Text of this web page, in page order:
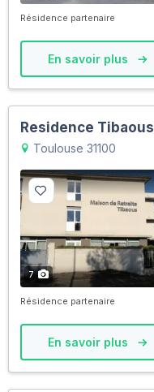
Résidence partenaire
En savoir plus
Residence Tibaous
Toulouse 31100
7
Résidence partenaire
En savoir plus